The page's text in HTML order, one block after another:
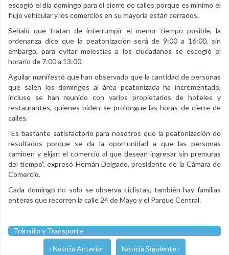
escogió el día domingo para el cierre de calles porque es mínimo el
flujo vehicular y los comercios en su mayoría están cerrados.
Señaló que tratan de interrumpir el menor tiempo posible, la
ordenanza dice que la peatonización será de 9:00 a 16:00, sin
embargo, para evitar molestias a los ciudadanos se escogió el
horario de 7:00 a 13:00.
Aguilar manifestó que han observado que la cantidad de personas
que salen los domingos al área peatonizada ha incrementado,
incluso se han reunido con varios propietarios de hoteles y
restaurantes, quienes piden se prolongue las horas de cierre de
calles.
“Es bastante satisfactorio para nosotros que la peatonización de
resultados porque se da la oportunidad a que las personas
caminen y elijan el comercio al que desean ingresar sin premuras
del tiempo”, expresó Hernán Delgado, presidente de la Cámara de
Comercio.
Cada domingo no solo se observa ciclistas, también hay familias
enteras que recorren la calle 24 de Mayo y el Parque Central.
Tránsito y Transporte
‹ Noticia Anterior Noticia Siguiente ›